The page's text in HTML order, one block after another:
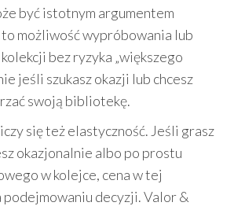
być istotnym argumentem
możliwość wypróbowania lub
bez ryzyka „większego
jeśli szukasz okazji lub chcesz
swoją bibliotekę.
się też elastyczność. Jeśli grasz
okazjonalnie albo po prostu
w kolejce, cena w tej
decyzji. Valor &